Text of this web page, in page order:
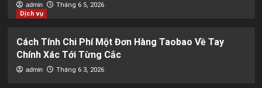
admin
Tháng 6 5, 2026
Dịch vụ
Cách Tính Chi Phí Một Đơn Hàng Taobao Về Tay
Chính Xác Tới Từng Cắc
admin Tháng 6 3, 2026